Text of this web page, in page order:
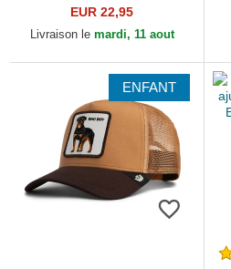
pequeño 9FORTY Cord Ears
New Era
EUR 22,95
Livraison le mardi, 11 aout
ENFANT